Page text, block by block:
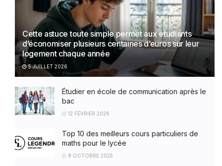
Cette astuce toute simple permet aux étudiants
d’économiser plusieurs centaines d’euros sur leur
logement chaque année
5 JUILLET 2026
Étudier en école de communication après le
bac
12 FÉVRIER 2026
Top 10 des meilleurs cours particuliers de
maths pour le lycée
8 OCTOBRE 2025